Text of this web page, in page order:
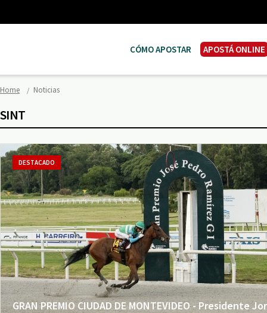
CÓMO APOSTAR APOSTÁ ONLINE
Home Noticias
SINT
GRAN PREMIO CIUDAD DE MONTEVIDEO - Presidente
DESTACADO